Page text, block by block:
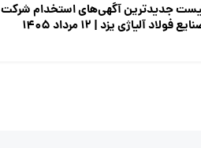
جدیدترین آگهی‌های استخدام شرکت
فولاد آلیاژی یزد | ۱۲ مرداد ۱۴۰۵